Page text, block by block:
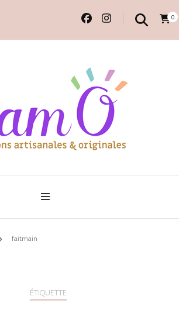
0
– Créations
& originales
faitmain
ÉTIQUETTE